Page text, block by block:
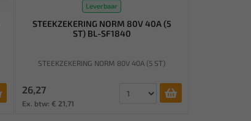
Leverbaar
STEEKZEKERING NORM 80V 40A (5
ST) BL-SF1840
STEEKZEKERING NORM 80V 40A (5 ST)
26,27
Ex. btw: € 21,71